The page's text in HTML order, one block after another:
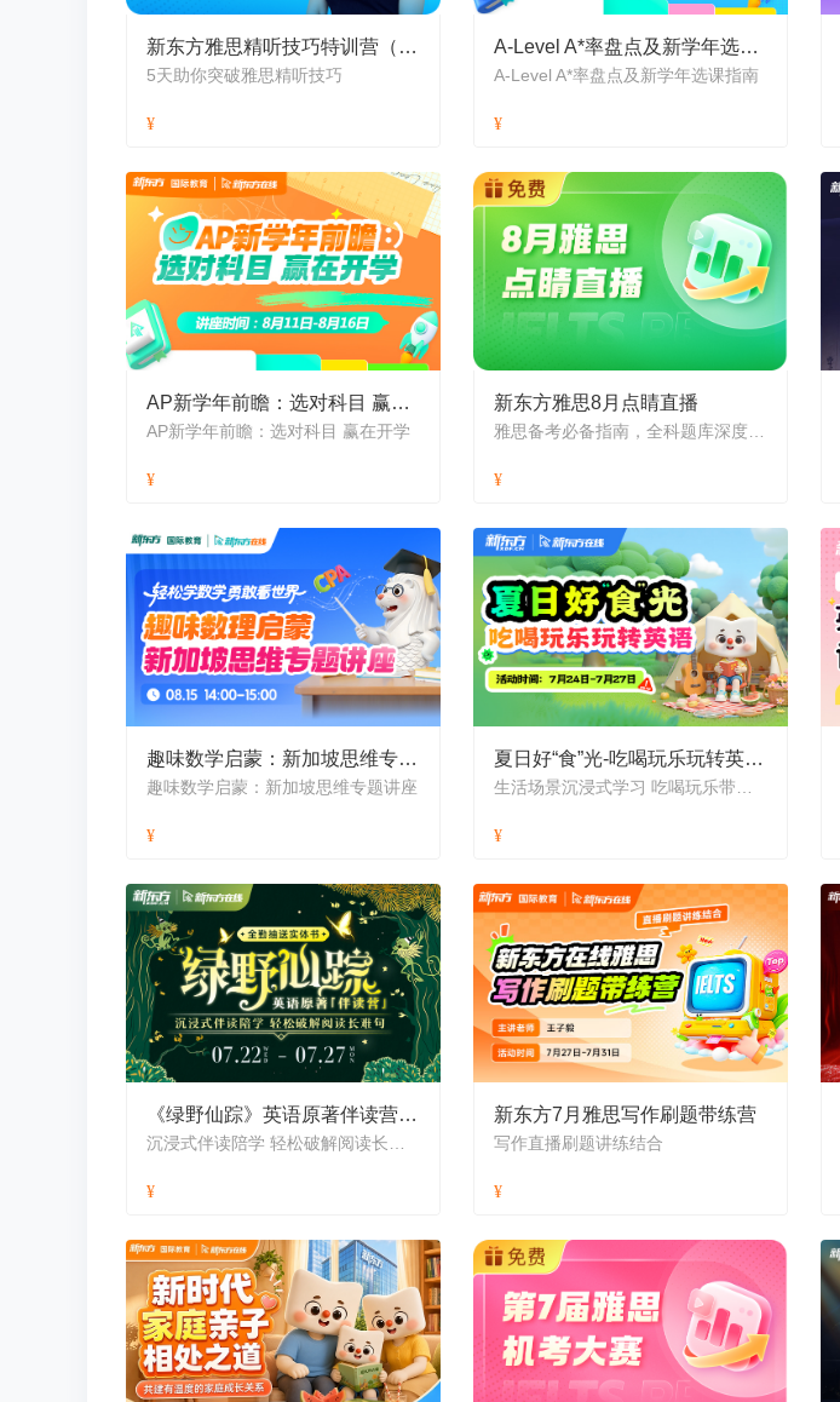
新东方雅思精听技巧特训营（8月）
5天助你突破雅思精听技巧
A-Level A*率盘点及新学年选课指南
A-Level A*率盘点及新学年选课指南
AP新学年前瞻：选对科目 赢在开学
AP新学年前瞻：选对科目 赢在开学
新东方雅思8月点睛直播
趣味数学启蒙：新加坡思维专题讲座
趣味数学启蒙：新加坡思维专题讲座
夏日好“食”光-吃喝玩乐玩转英语2026
《绿野仙踪》英语原著伴读营-全勤送实体书-暑假版 新东方7月雅思写作刷题带练营
写作直播刷题讲练结合